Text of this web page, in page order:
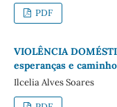
PDF
VIOLÊNCIA
esperanças e
Ilcelia Alves Soares